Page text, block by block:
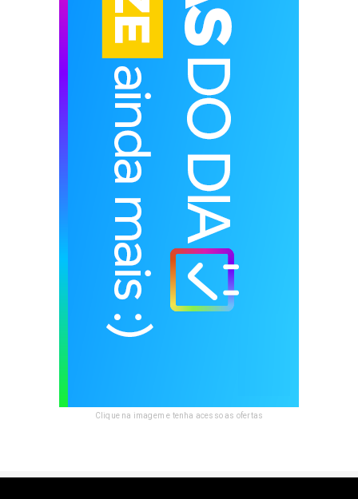
Clique na imagem e tenha acesso as ofertas